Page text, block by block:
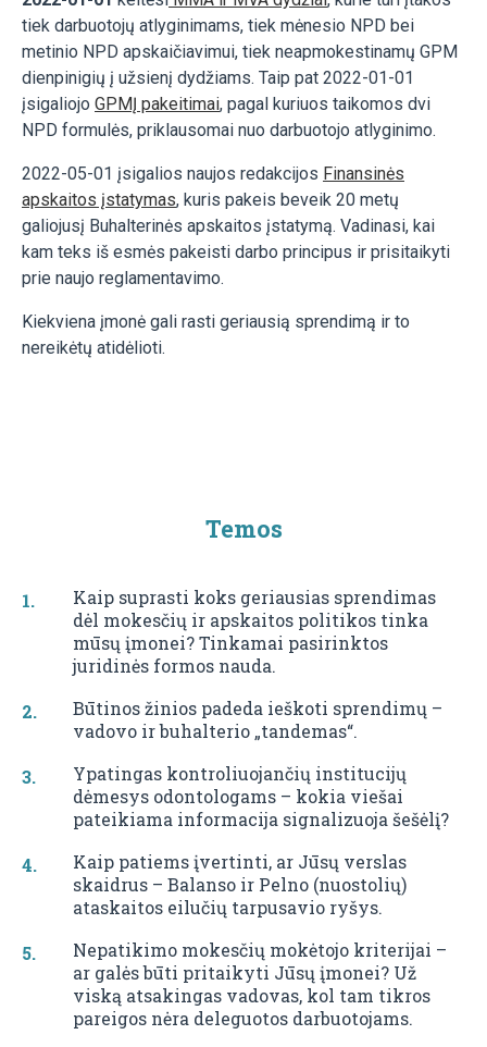
tiek darbuotojų atlyginimams, tiek mėnesio NPD bei
metinio NPD apskaičiavimui, tiek neapmokestinamų GPM
dienpinigių į užsienį dydžiams. Taip pat 2022-01-01
įsigaliojo GPMĮ pakeitimai, pagal kuriuos taikomos dvi
NPD formulės, priklausomai nuo darbuotojo atlyginimo.
2022-05-01 įsigalios naujos redakcijos Finansinės
apskaitos įstatymas, kuris pakeis beveik 20 metų
galiojusį Buhalterinės apskaitos įstatymą. Vadinasi, kai
kam teks iš esmės pakeisti darbo principus ir prisitaikyti
prie naujo reglamentavimo.
Kiekviena įmonė gali rasti geriausią sprendimą ir to
nereikėtų atidėlioti.
Temos
Kaip suprasti koks geriausias sprendimas
dėl mokesčių ir apskaitos politikos tinka
mūsų įmonei? Tinkamai pasirinktos
juridinės formos nauda.
Būtinos žinios padeda ieškoti sprendimų –
vadovo ir buhalterio „tandemas“.
Ypatingas kontroliuojančių institucijų
dėmesys odontologams – kokia viešai
pateikiama informacija signalizuoja šešėlį?
Kaip patiems įvertinti, ar Jūsų verslas
skaidrus – Balanso ir Pelno (nuostolių)
ataskaitos eilučių tarpusavio ryšys.
Nepatikimo mokesčių mokėtojo kriterijai –
ar galės būti pritaikyti Jūsų įmonei? Už
viską atsakingas vadovas, kol tam tikros
pareigos nėra deleguotos darbuotojams.